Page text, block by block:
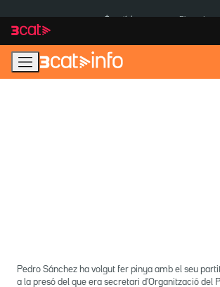
navegació
principal
contingut
Pedro Sánchez ha volgut fer pinya amb el seu
a la presó del que era secretari d'Organització del